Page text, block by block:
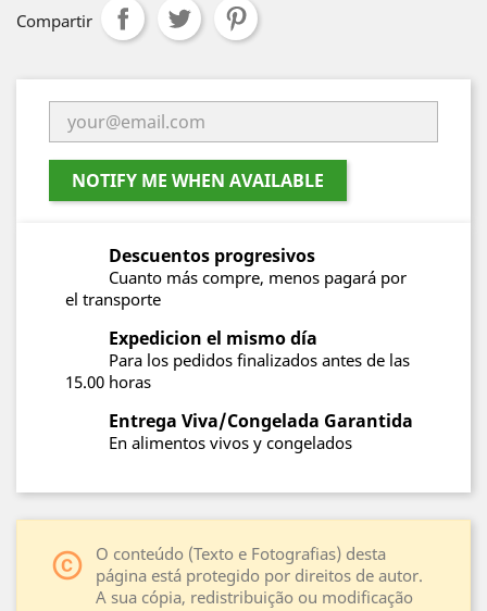
Compartir
NOTIFY ME WHEN AVAILABLE
Descuentos progresivos
Cuanto más compre, menos pagará por
el transporte
Expedicion el mismo día
Para los pedidos finalizados antes de las
15.00 horas
Entrega Viva/Congelada Garantida
En alimentos vivos y congelados
copyright
O conteúdo (Texto e Fotografias) desta
página está protegido por direitos de autor.
A sua cópia, redistribuição ou modificação